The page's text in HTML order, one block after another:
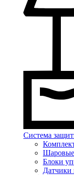
Система
Шаровые
Блоки
Датчики